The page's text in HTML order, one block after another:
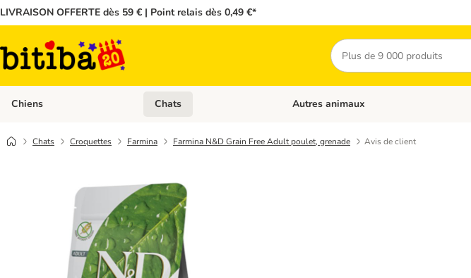
LIVRAISON OFFERTE dès 59 € | Point relais dès 0,49 €*
Rechercher
Chiens Dérouler les catégories: Chiens
Chats Dérouler les catégories: Chats
Autres animaux
Chats Croquettes Farmina Farmina N&D Grain Free Adult poulet, grenade Avis de client